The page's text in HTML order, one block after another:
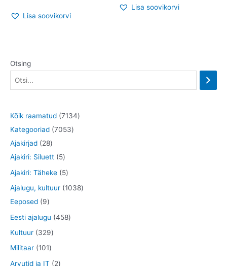
Lisa soovikorvi
Lisa soovikorvi
Otsing
Kõik raamatud 71347
o
Kategooriad 70537
t
Ajakirjad 282
8
t
t
Ajakiri: Siluett 55
t
o
Ajakiri: Täheke 55
t
o
Ajalugu, kultuur 10381
Eeposed 99
t
o
Eesti ajalugu 4584
Kultuur 3293
2
9
Militaar 1011
0
Arvutid ja IT 22